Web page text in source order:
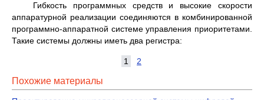
Гибкость программных средств и высокие скорости
аппаратурной реализации соединяются в комбинирован­ной
программно-аппаратной системе управления приори­тетами.
Такие системы должны иметь два регистра:
1 2
Похожие материалы